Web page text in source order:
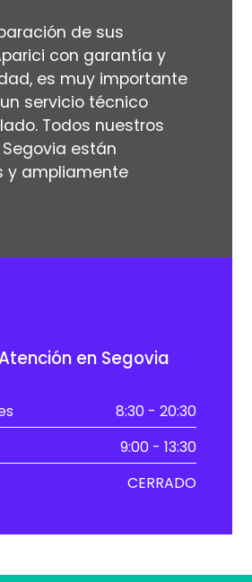
de sus
con garantía y
es muy importante
servicio técnico
Todos nuestros
están
y ampliamente
en Segovia
8:30 - 20:30
9:00 - 13:30
CERRADO